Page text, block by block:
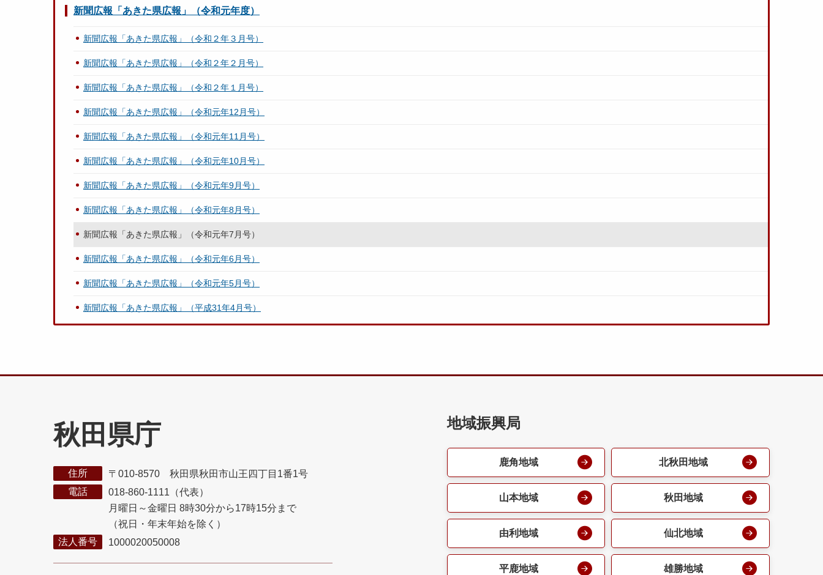
新聞広報「あきた県広報」（令和元年度）
新聞広報「あきた県広報」（令和２年３月号）
新聞広報「あきた県広報」（令和２年２月号）
新聞広報「あきた県広報」（令和２年１月号）
新聞広報「あきた県広報」（令和元年12月号）
新聞広報「あきた県広報」（令和元年11月号）
新聞広報「あきた県広報」（令和元年10月号）
新聞広報「あきた県広報」（令和元年9月号）
新聞広報「あきた県広報」（令和元年8月号）
新聞広報「あきた県広報」（令和元年7月号）
新聞広報「あきた県広報」（令和元年6月号）
新聞広報「あきた県広報」（令和元年5月号）
新聞広報「あきた県広報」（平成31年4月号）
秋田県庁
住所
〒010-8570 秋田県秋田市山王四丁目1番1号
電話
018-860-1111（代表）
月曜日～金曜日 8時30分から17時15分まで
（祝日・年末年始を除く）
法人番号
1000020050008
地域振興局
鹿角地域 北秋田地域
山本地域 秋田地域
由利地域 仙北地域
平鹿地域 雄勝地域